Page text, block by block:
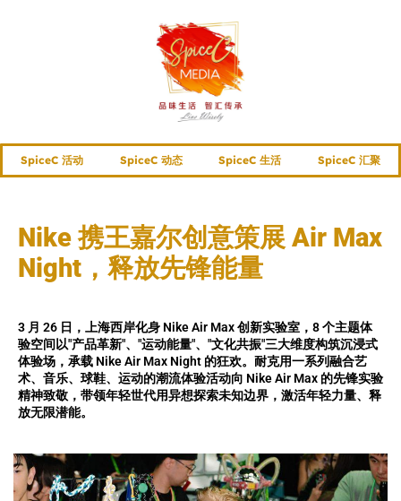
SpiceC 活动 SpiceC 动态 SpiceC 生活 SpiceC 汇聚
Nike 携王嘉尔创意策展 Air Max
Night，释放先锋能量
3 月 26 日，上海西岸化身 Nike Air Max 创新实验室，8 个主题体
验空间以"产品革新"、"运动能量"、"文化共振"三大维度构筑沉浸式
体验场，承载 Nike Air Max Night 的狂欢。耐克用一系列融合艺
术、音乐、球鞋、运动的潮流体验活动向 Nike Air Max 的先锋实验
精神致敬，带领年轻世代用异想探索未知边界，激活年轻力量、释
放无限潜能。